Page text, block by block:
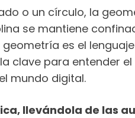
o un círculo, la
se mantiene
es el
clave para entender
mundo digital.
llevándola de las